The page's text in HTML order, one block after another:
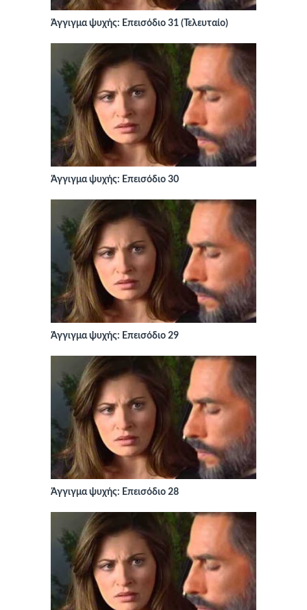
Άγγιγμα ψυχής: Επεισόδιο 31 (Τελευταίο)
Άγγιγμα ψυχής: Επεισόδιο 30
Άγγιγμα ψυχής: Επεισόδιο 29
Άγγιγμα ψυχής: Επεισόδιο 28